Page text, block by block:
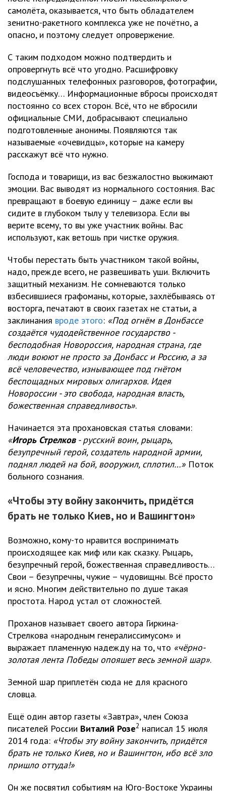
самолёта, оказывается, что быть обладателем
зенитно-ракетного комплекса уже не почётно, а
опасно, и поэтому следует опровержение.
С таким подходом можно подтвердить и
опровергнуть всё что угодно. Расшифровку
подслушанных телефонных разговоров, фотографии,
видеосъёмку… Информационные вбросы происходят
постоянно со всех сторон. Всё, что не вбросили
официальные СМИ, добрасывают специально
подготовленные анонимы. Появляются так
называемые «очевидцы», которые на камеру
расскажут всё что нужно.
Господа и товарищи, из вас безжалостно выжимают
эмоции. Вас выводят из нормального состояния. Вас
превращают в боевую единицу – даже если вы
сидите в глубоком тылу у телевизора. Если вы
верите всему, то вы уже участник войны. Вас
используют, как ветошь при чистке оружия.
Чтобы перестать быть участником такой войны,
надо, прежде всего, не развешивать уши. Включить
защитный механизм. Не сомневаются только
взбесившиеся графоманы, которые, захлёбываясь от
восторга, печатают в своих газетах не статьи, а
заклинания вроде этого: «Под огнём в Донбассе
создаётся чудодейственное государство -
бесподобная Новороссия, народная страна, где
люди воюют не просто за Донбасс и Россию, а за
всё человечество, изнывающее под гнётом
беспощадных мировых олигархов. Идея
Новороссии - это свобода, народная власть,
божественная справедливость».
Начинается эта прохановская статья словами:
«Игорь Стрелков- русский воин, рыцарь,
безупречный герой, создатель народной армии,
поднял людей на бой, вооружил, сплотил…» Поток
больного сознания.
«Чтобы эту войну закончить, придётся
брать не только Киев, но и Вашингтон»
Возможно, кому-то нравится воспринимать
происходящее как миф или как сказку. Рыцарь,
безупречный герой, божественная справедливость…
Свои – безупречны, чужие – чудовищны. Всё просто
и ясно. Многим действительно по душе такая
простота. Народ устал от сложностей.
Проханов называет своего автора Гиркина-
Стрелкова «народным генералиссимусом» и
выражает пламенную надежду на то, что «чёрно-
золотая лента Победы опояшет весь земной шар».
Земной шар приплетён сюда не для красного
словца.
Ещё один автор газеты «Завтра», член Союза
писателей России Виталий Розе2 написал 15 июля
2014 года: «Чтобы эту войну закончить, придётся
брать не только Киев, но и Вашингтон, ибо всё зло
пришло оттуда!»
Он же посвятил событиям на Юго-Востоке Украины